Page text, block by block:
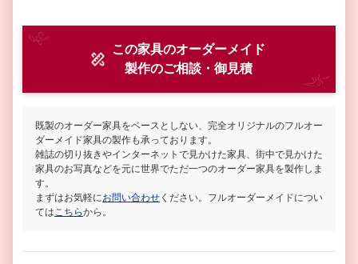
この家具のオーダーメイド
製作のご相談・御見積
既製のオーダー家具をベースとしない、完全オリジナルのフルオー
ダーメイド家具の製作も承っております。
雑誌の切り抜きやインターネットで見かけた家具、街中で見かけた
家具のお写真などを元に世界でただ一つのオーダー家具を製作しま
す。
まずはお気軽にお問い合わせ ください。フルオーダーメイドについ
ては こちらから。